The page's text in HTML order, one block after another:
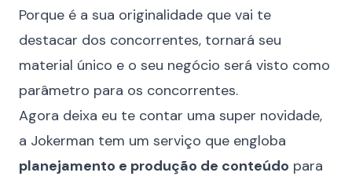
Porque é a sua originalidade que vai te
destacar dos concorrentes, tornará seu
material único e o seu negócio será visto como
parâmetro para os concorrentes.
Agora deixa eu te contar uma super novidade,
a Jokerman tem um serviço que engloba
planejamento e produção de conteúdo para